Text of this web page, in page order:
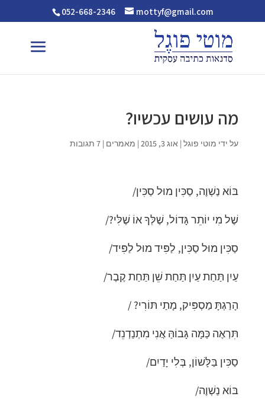
052-668-2346 mottyf@gmail.com
מה עושים עכשיו?
על ידי מוטי פוגל| אוג 3, 2015 | מאמרים | 7 תגובות
בּוֹא נַשְׁוֶה, סַכִּין מוּל סַכִּין/
שֶׁל מִי יוֹתֵר גָּדוֹל, שֶׁלְּךָ אוֹ שֶׁלִּי?/
סַכִּין מוּל סַכִּין, לַפִּיד מוּל לַפִּיד/
עַיִן תַּחַת עַיִן תַּחַת שֵׁן תַּחַת קֶבֶר/
הָרַגְתָּ מַסְפִּיק, מָתַי תּוֹרִי? /
תִּרְאֶה כַּמָּה גָּבוֹהַּ אֲנִי מִתְנַדְנֵד/
סַכִּין בַּלָּשׁוֹן, בְּלִי יָדַיִם/
בּוֹא נַשְׁוֶה/